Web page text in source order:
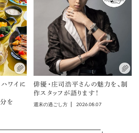
ハワイに
を
俳優・庄司浩平さんの魅力を、制
作スタッフが語ります！
週末の過ごし方 2026.08.07